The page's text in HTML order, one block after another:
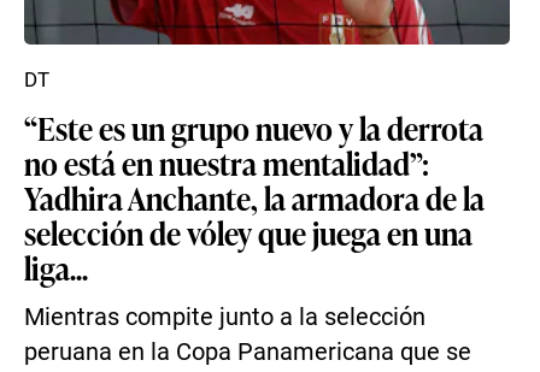
“Este es un grupo nuevo y la derrota
no está en nuestra mentalidad”:
Yadhira Anchante, la armadora de la
selección de vóley que juega en una
liga...
Mientras compite junto a la selección
peruana en la Copa Panamericana que se
DT